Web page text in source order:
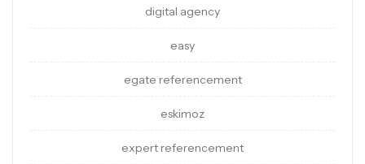
digital agency
easy
egate referencement
eskimoz
expert referencement